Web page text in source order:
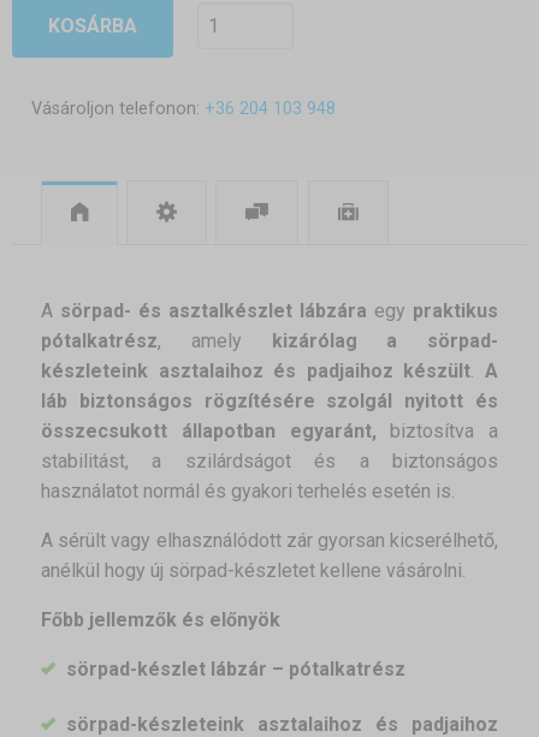
KOSÁRBA
Vásároljon telefonon: +36 204 103 948
A sörpad- és asztalkészlet lábzára egy praktikus
pótalkatrész, amely kizárólag a sörpad-
készleteink asztalaihoz és padjaihoz készült.A
láb biztonságos rögzítésére szolgál nyitott és
összecsukott állapotban egyaránt, biztosítva a
stabilitást, a szilárdságot és a biztonságos
használatot normál és gyakori terhelés esetén is.
A sérült vagy elhasználódott zár gyorsan kicserélhető,
anélkül hogy új sörpad-készletet kellene vásárolni.
Főbb jellemzők és előnyök
sörpad-készlet lábzár – pótalkatrész
sörpad-készleteink asztalaihoz és padjaihoz